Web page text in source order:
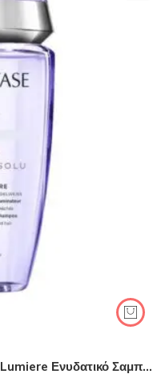
KERASTASE Blond Absolu Bain Lumiere Ενυδατικό Σαμπουάν Για Ξανθά Μαλλιά 250ml